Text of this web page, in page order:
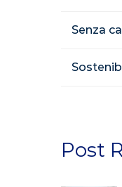
Senza
Post